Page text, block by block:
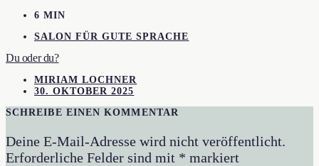
6 MIN
SALON FÜR GUTE SPRACHE
Du oder du?
MIRIAM LOCHNER
30. OKTOBER 2025
SCHREIBE EINEN KOMMENTAR
Deine E-Mail-Adresse wird nicht veröffentlicht.
Erforderliche Felder sind mit * markiert